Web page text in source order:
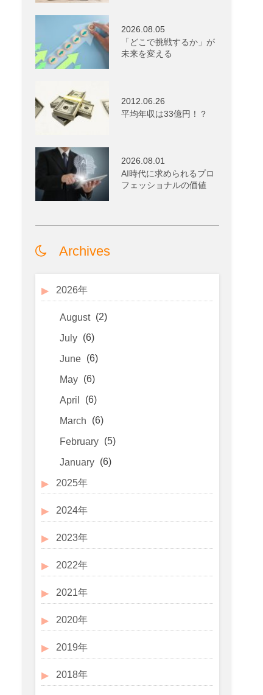
2026.08.05
「どこで挑戦するか」が
未来を変える
2012.06.26
平均年収は33億円！？
2026.08.01
AI時代に求められるプロ
フェッショナルの価値
Archives
2026年
August (2)
July (6)
June (6)
May (6)
April (6)
March (6)
February (5)
January (6)
2025年
2024年
2023年
2022年
2021年
2020年
2019年
2018年